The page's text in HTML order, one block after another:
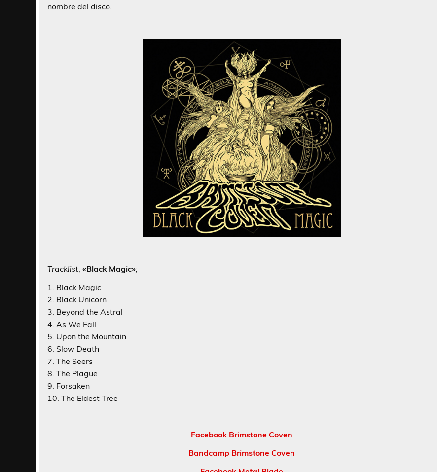
nombre del disco.
Tracklist, «Black Magic»;
1. Black Magic
2. Black Unicorn
3. Beyond the Astral
4. As We Fall
5. Upon the Mountain
6. Slow Death
7. The Seers
8. The Plague
9. Forsaken
10. The Eldest Tree
Facebook Brimstone Coven
Bandcamp Brimstone Coven